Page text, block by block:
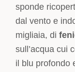
sponde
dal vento e
migliaia, di
sull’acqua cui
il blu profondo